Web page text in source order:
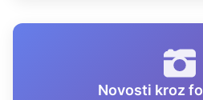
Novosti kroz